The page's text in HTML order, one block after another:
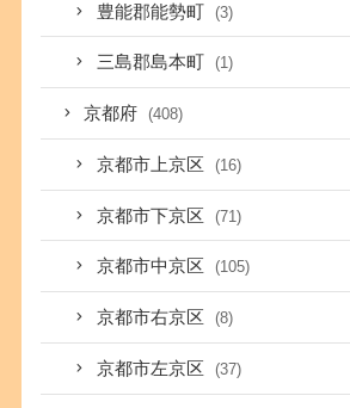
豊能郡能勢町 (3)
三島郡島本町 (1)
京都府 (408)
京都市上京区 (16)
京都市下京区 (71)
京都市中京区 (105)
京都市右京区 (8)
京都市左京区 (37)